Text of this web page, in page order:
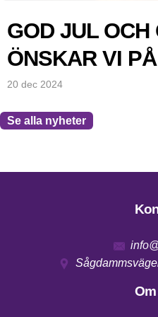
GOD JUL
ÖNSKAR VI
20 dec 2024
Se alla nyheter